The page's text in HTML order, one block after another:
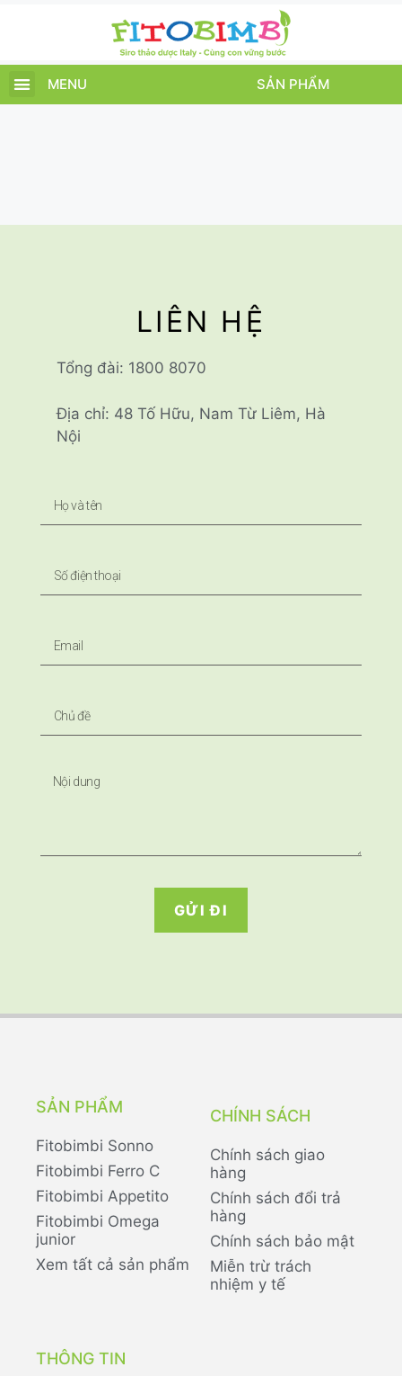
MENU SẢN PHẨM
LIÊN HỆ
Tổng đài: 1800 8070
Địa chỉ: 48 Tố Hữu, Nam Từ Liêm, Hà
Nội
GỬI ĐI
SẢN PHẨM
Fitobimbi Sonno
Fitobimbi Ferro C
Fitobimbi Appetito
Fitobimbi Omega
junior
Xem tất cả sản phẩm
CHÍNH SÁCH
Chính sách giao
hàng
Chính sách đổi trả
hàng
Chính sách bảo mật
Miễn trừ trách
nhiệm y tế
THÔNG TIN